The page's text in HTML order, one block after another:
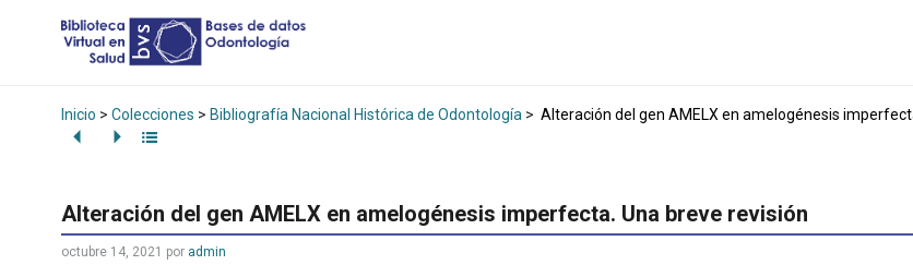
Inicio > Colecciones > Bibliografía Nacional Histórica de Odontología > Alteración del gen AMELX en amelogénesis
Alteración del gen AMELX en amelogénesis imperfecta. Una breve revisión
octubre 14, 2021 por admin